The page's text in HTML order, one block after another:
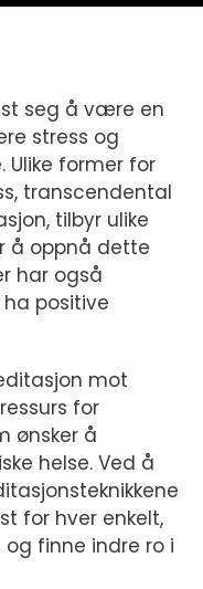
seg å være en
stress og
former for
transcendental
tilbyr ulike
å oppnå dette
har også
positive
mot
for
ønsker å
helse. Ved å
for hver enkelt,
finne indre ro i